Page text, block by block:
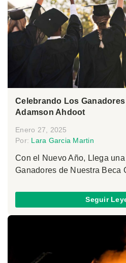
Celebrando Los
Adamson Ahdoot
Enero 27, 2025
Por: Lara Garcia Martin
Con el Nuevo Año, Llega
Ganadores de Nuestra Beca
Seguir